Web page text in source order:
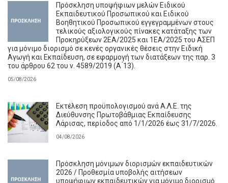
Πρόσκληση υποψήφιων μελών Ειδικού
Εκπαιδευτικού Προσωπικού και Ειδικού
Βοηθητικού Προσωπικού εγγεγραμμένων στους
τελικούς αξιολογικούς πίνακες κατάταξης των
Προκηρύξεων 2ΕΑ/2025 και 1ΕΑ/2025 του ΑΣΕΠ
για μόνιμο διορισμό σε κενές οργανικές θέσεις στην Ειδική
Αγωγή και Εκπαίδευση, σε εφαρμογή των διατάξεων της παρ. 3
του άρθρου 62 του ν. 4589/2019 (Α ́13).
05/08/2026
Εκτέλεση προϋπολογισμού ανά Α.Λ.Ε. της
Διεύθυνσης Πρωτοβάθμιας Εκπαίδευσης
Λάρισας, περίοδος από 1/1/2026 έως 31/7/2026.
04/08/2026
Πρόσκληση μόνιμων διορισμών εκπαιδευτικών
2026 / Προθεσμία υποβολής αιτήσεων
υποψήφιων εκπαιδευτικών για μόνιμο διορισμό